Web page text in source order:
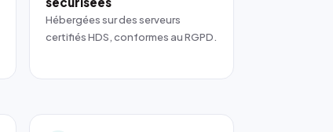
Hébergées sur des serveurs
certifiés HDS, conformes au RGPD.